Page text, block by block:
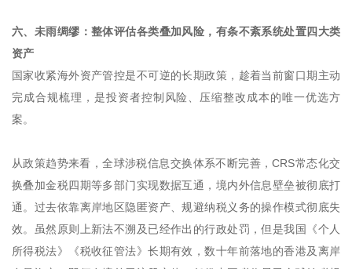
六、未雨绸缪：整体评估各类叠加风险，有条不紊系统处置四大类
资产
国家收紧海外资产管控是不可逆的长期政策，趁着当前窗口期主动
完成合规梳理，是投资者控制风险、压缩整改成本的唯一优选方
案。
从政策趋势来看，全球涉税信息交换体系不断完善，CRS常态化交
换叠加金税四期等多部门实现数据互通，境内外信息壁垒被彻底打
通。过去依靠离岸地区隐匿资产、规避纳税义务的操作模式彻底失
效。虽然原则上新法不溯及已经作出的行政处罚，但是我国《个人
所得税法》《税收征管法》长期有效，数十年前落地的香港及离岸